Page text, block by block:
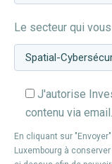
Le secteur qui
J'autorise
contenu via
En cliquant sur
Luxembourg à